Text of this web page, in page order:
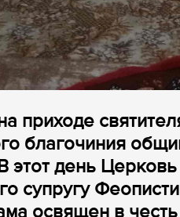
приходе
благочиния
этот день
супругу
освящен в